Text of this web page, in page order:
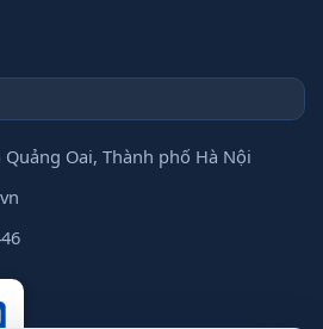
Quảng Oai, Thành phố Hà Nội